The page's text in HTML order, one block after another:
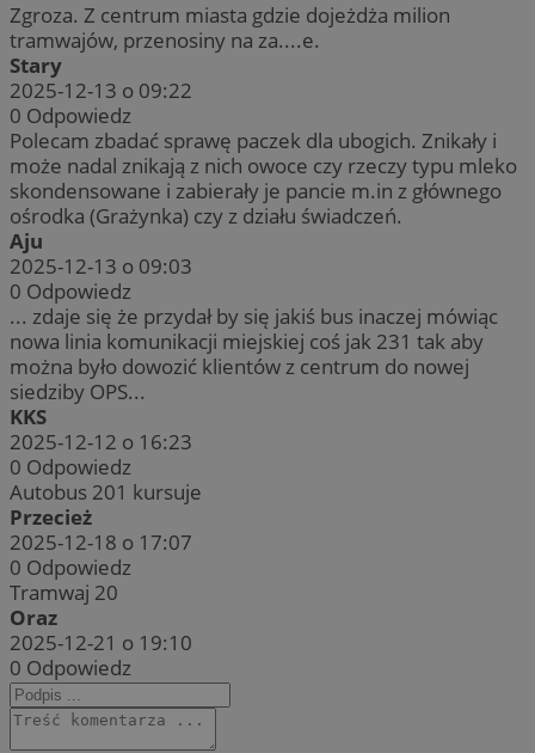
Zgroza. Z centrum miasta gdzie dojeżdża milion
tramwajów, przenosiny na za....e.
Stary
2025-12-13 o 09:22
0 Odpowiedz
Polecam zbadać sprawę paczek dla ubogich. Znikały i
może nadal znikają z nich owoce czy rzeczy typu mleko
skondensowane i zabierały je pancie m.in z głównego
ośrodka (Grażynka) czy z działu świadczeń.
Aju
2025-12-13 o 09:03
0 Odpowiedz
... zdaje się że przydał by się jakiś bus inaczej mówiąc
nowa linia komunikacji miejskiej coś jak 231 tak aby
można było dowozić klientów z centrum do nowej
siedziby OPS...
KKS
2025-12-12 o 16:23
0 Odpowiedz
Autobus 201 kursuje
Przecież
2025-12-18 o 17:07
0 Odpowiedz
Tramwaj 20
Oraz
2025-12-21 o 19:10
0 Odpowiedz